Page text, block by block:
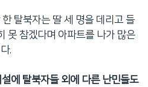
탈북자는 딸 세 명을 데리고 들
못 참겠다며 아파트를 나가 많은
.
에 탈북자들 외에 다른 난민들도